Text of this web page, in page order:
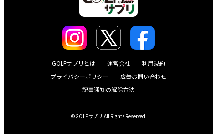
GOLFサプリとは 運営会社
利用規約
プライバシーポリシー
広告お問い合わせ
記事通知の解除方法
©GOLFサプリ All Rights Reserved.